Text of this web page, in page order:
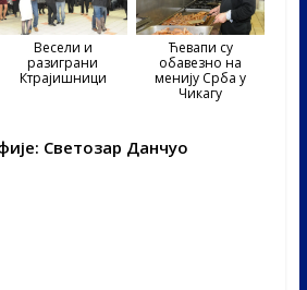
Весели и
разиграни
Ктрајишници
Ћевапи су
обавезно на
менију Срба у
Чикагу
Светозар Данчуо